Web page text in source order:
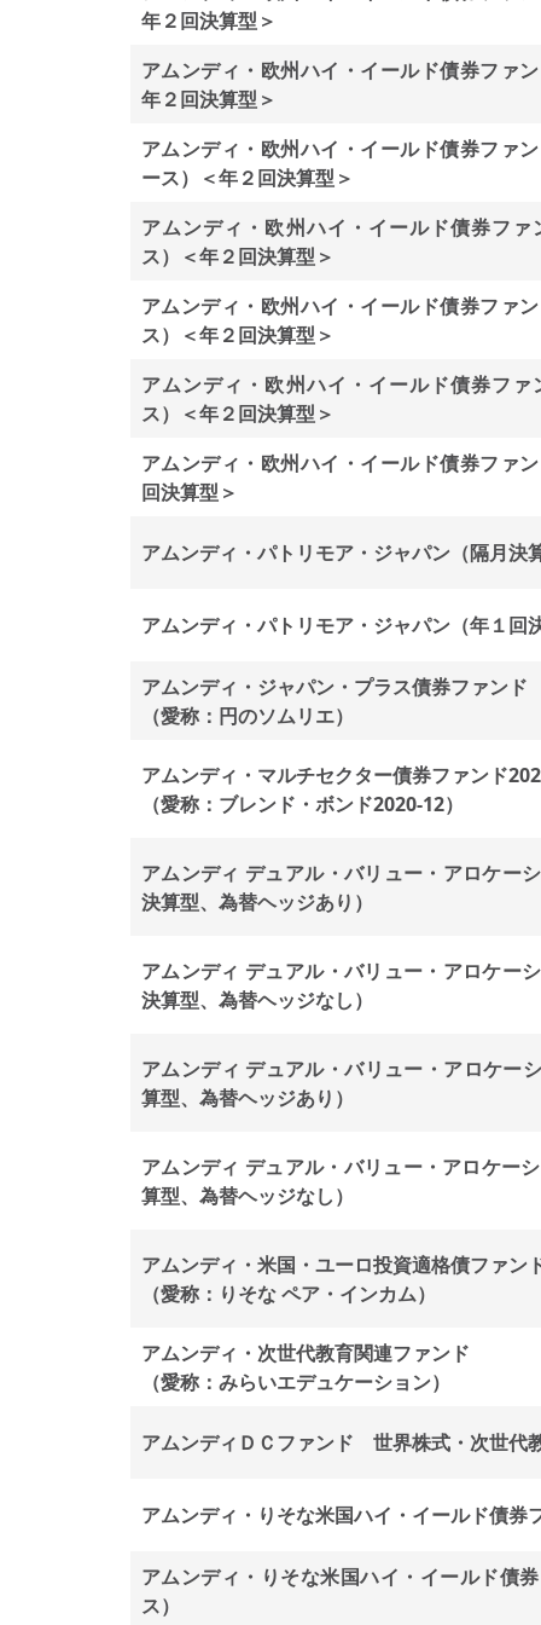
年２回決算型＞
アムンディ・欧州ハイ・イールド債券ファ
年２回決算型＞
アムンディ・欧州ハイ・イールド債券ファ
ース）＜年２回決算型＞
アムンディ・欧州ハイ・イールド債券フ
ス）＜年２回決算型＞
アムンディ・欧州ハイ・イールド債券ファ
ス）＜年２回決算型＞
アムンディ・欧州ハイ・イールド債券フ
ス）＜年２回決算型＞
アムンディ・欧州ハイ・イールド債券ファ
回決算型＞
アムンディ・パトリモア・ジャパン（隔月決
アムンディ・パトリモア・ジャパン（年１回
アムンディ・ジャパン・プラス債券ファンド
（愛称：円のソムリエ）
アムンディ・マルチセクター債券ファンド
（愛称：ブレンド・ボンド2020-12）
アムンディ デュアル・バリュー・アロケー
決算型、為替ヘッジあり）
アムンディ デュアル・バリュー・アロケー
決算型、為替ヘッジなし）
アムンディ デュアル・バリュー・アロケー
算型、為替ヘッジあり）
アムンディ デュアル・バリュー・アロケー
算型、為替ヘッジなし）
アムンディ・米国・ユーロ投資適格債ファン
（愛称：りそな ペア・インカム）
アムンディ・次世代教育関連ファンド
（愛称：みらいエデュケーション）
アムンディＤＣファンド 世界株式・次世代
アムンディ・りそな米国ハイ・イールド債券
アムンディ・りそな米国ハイ・イールド債
ス）